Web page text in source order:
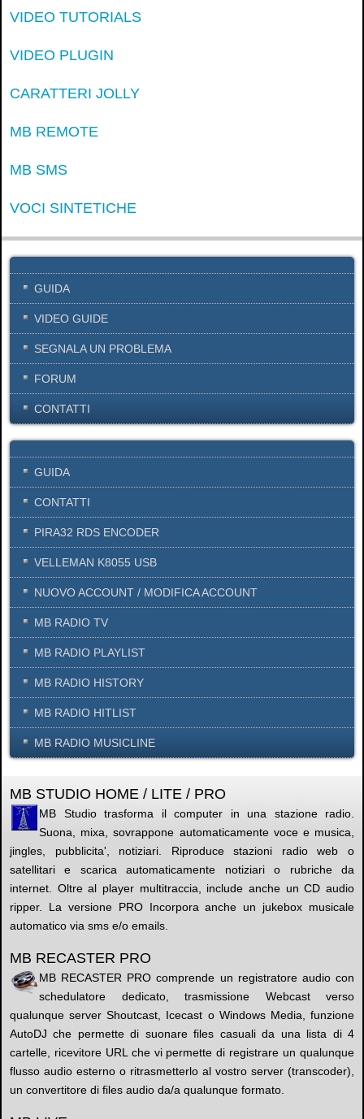
VIDEO TUTORIALS
VIDEO PLUGIN
CARATTERI JOLLY
MB REMOTE
MB SMS
VOCI SINTETICHE
GUIDA
VIDEO GUIDE
SEGNALA UN PROBLEMA
FORUM
CONTATTI
GUIDA
CONTATTI
PIRA32 RDS ENCODER
VELLEMAN K8055 USB
NUOVO ACCOUNT / MODIFICA ACCOUNT
MB RADIO TV
MB RADIO PLAYLIST
MB RADIO HISTORY
MB RADIO HITLIST
MB RADIO MUSICLINE
MB STUDIO HOME / LITE / PRO
MB Studio trasforma il computer in una stazione radio.
Suona, mixa, sovrappone automaticamente voce e musica,
jingles, pubblicita', notiziari. Riproduce stazioni radio web o
satellitari e scarica automaticamente notiziari o rubriche da
internet. Oltre al player multitraccia, include anche un CD audio
ripper. La versione PRO Incorpora anche un jukebox musicale
automatico via sms e/o emails.
MB RECASTER PRO
MB RECASTER PRO comprende un registratore audio con
schedulatore dedicato, trasmissione Webcast verso
qualunque server Shoutcast, Icecast o Windows Media, funzione
AutoDJ che permette di suonare files casuali da una lista di 4
cartelle, ricevitore URL che vi permette di registrare un qualunque
flusso audio esterno o ritrasmetterlo al vostro server (transcoder),
un convertitore di files audio da/a qualunque formato.